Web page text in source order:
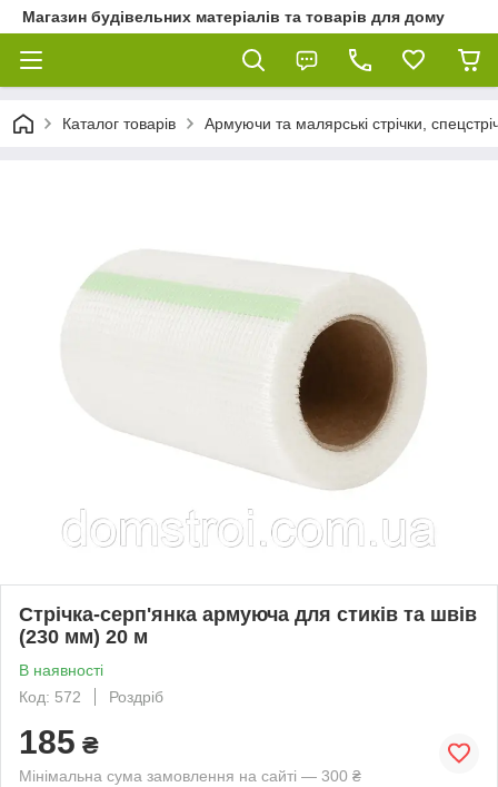
Магазин будівельних матеріалів та товарів для дому
Каталог товарів Армуючи та малярські стрічки,
Стрічка-серп'янка армуюча для стиків та швів
(230 мм) 20 м
В наявності
Код: 572
Роздріб
185 ₴
Мінімальна сума замовлення на сайті — 300 ₴